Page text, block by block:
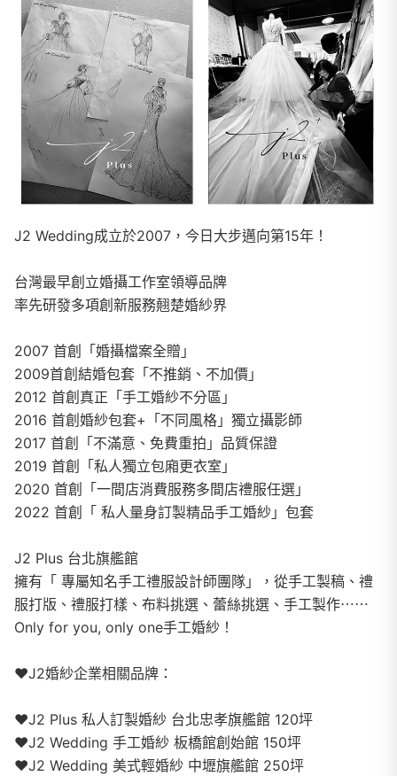
J2 Wedding成立於2007，今日大步邁向第15年！
台灣最早創立婚攝工作室領導品牌
率先研發多項創新服務翹楚婚紗界
2007 首創「婚攝檔案全贈」
2009首創結婚包套「不推銷、不加價」
2012 首創真正「手工婚紗不分區」
2016 首創婚紗包套+「不同風格」獨立攝影師
2017 首創「不滿意、免費重拍」品質保證
2019 首創「私人獨立包廂更衣室」
2020 首創「一間店消費服務多間店禮服任選」
2022 首創「 私人量身訂製精品手工婚紗」包套
J2 Plus 台北旗艦館
擁有「 專屬知名手工禮服設計師團隊」，從手工製稿、禮
服打版、禮服打樣、布料挑選、蕾絲挑選、手工製作⋯⋯
Only for you, only one手工婚紗！
❤️J2婚紗企業相關品牌：
❤️J2 Plus 私人訂製婚紗 台北忠孝旗艦館 120坪
❤️J2 Wedding 手工婚紗 板橋館創始館 150坪
❤️J2 Wedding 美式輕婚紗 中壢旗艦館 250坪